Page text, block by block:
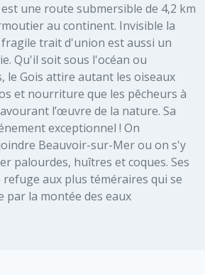
est une route submersible de 4,2 km
au continent. Invisible la
trait d'union est aussi un
Qu'il soit sous l'océan ou
le Gois attire autant les oiseaux
et nourriture que les pêcheurs à
l’œuvre de la nature. Sa
exceptionnel ! On
Beauvoir-sur-Mer ou on s'y
palourdes, huîtres et coques. Ses
refuge aux plus téméraires qui se
la montée des eaux